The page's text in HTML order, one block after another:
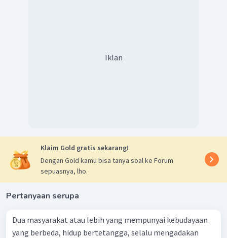
Iklan
Klaim Gold gratis sekarang!
Dengan Gold kamu bisa tanya soal ke Forum
sepuasnya, lho.
Pertanyaan serupa
Dua masyarakat atau lebih yang mempunyai kebudayaan
yang berbeda, hidup bertetangga, selalu mengadakan